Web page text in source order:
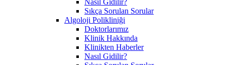
Sıkça Sorulan Sorular
Algoloji Polikliniği
Doktorlarımız
Klinik Hakkında
Klinikten Haberler
Nasıl Gidilir?